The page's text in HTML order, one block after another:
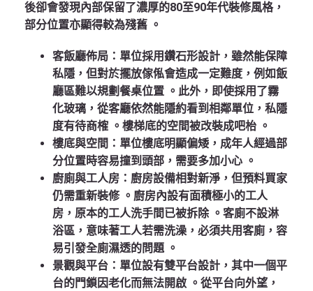
後卻會發現內部保留了濃厚的80至90年代裝修風格，
部分位置亦顯得較為殘舊 。
客飯廳佈局 ：單位採用鑽石形設計，雖然能保障
私隱，但對於擺放傢俬會造成一定難度，例如飯
廳區難以規劃餐桌位置 。此外，即使採用了霧
化玻璃，從客廳依然能隱約看到相鄰單位，私隱
度有待商榷 。樓梯底的空間被改裝成吧枱 。
樓底與空間 ：單位樓底明顯偏矮，成年人經過部
分位置時容易撞到頭部，需要多加小心 。
廚廁與工人房 ：廚房設備相對新淨，但預料買家
仍需重新裝修 。廚房內設有面積極小的工人
房，原本的工人洗手間已被拆除 。客廁不設淋
浴區，意味著工人若需洗澡，必須共用客廁，容
易引發全廁濕透的問題 。
景觀與平台 ：單位設有雙平台設計，其中一個平
台的門鎖因老化而無法開啟 。從平台向外望，